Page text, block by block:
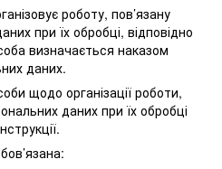
роботу, пов’язану
при їх обробці, відповідно
визначається наказом
даних.
щодо організації роботи,
даних при їх обробці